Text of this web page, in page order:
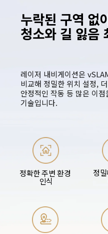
누락된 구역 없
청소와 길 잃음
레이저 내비게이션은
비교해 정밀한 위치 설정,
안정적인 작동 등 많은 이
기술입니다.
정확한 주변 환경
인식
정